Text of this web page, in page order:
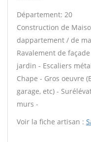
Département: 20
Construction de
dappartement / de
Ravalement de
jardin - Escaliers
Chape - Gros oeuvre
garage, etc) -
murs -
Voir la fiche artisan :